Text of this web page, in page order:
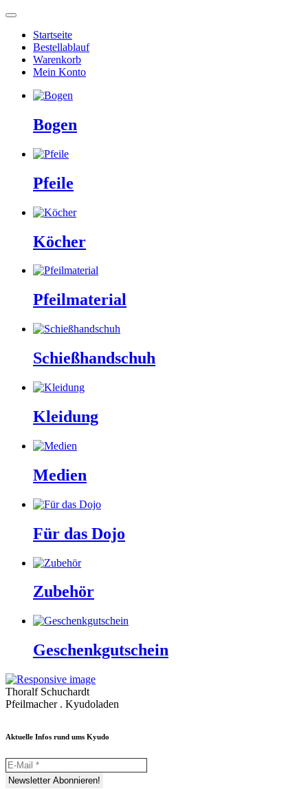
Startseite
Bestellablauf
Warenkorb
Mein Konto
Bogen
Pfeile
Köcher
Pfeilmaterial
Schießhandschuh
Kleidung
Medien
Für das Dojo
Zubehör
Geschenkgutschein
Thoralf Schuchardt
Pfeilmacher . Kyudoladen
Aktuelle Infos rund ums Kyudo